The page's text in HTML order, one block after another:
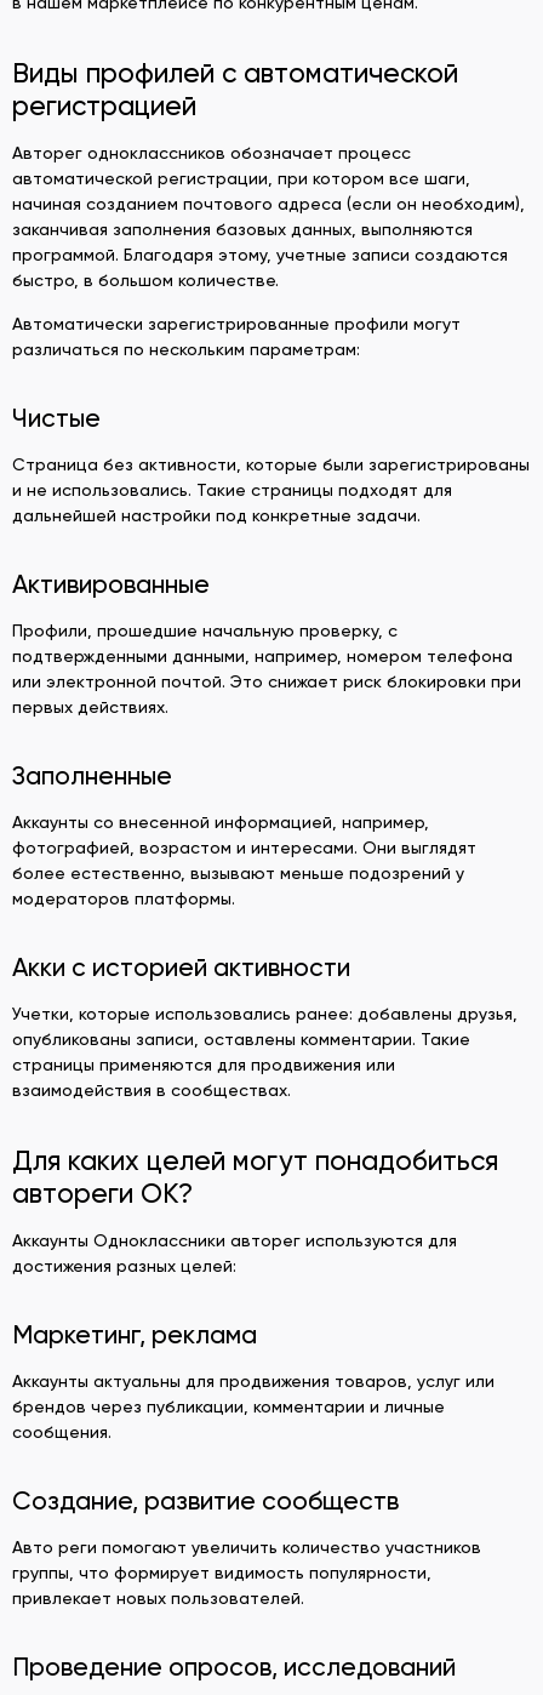
Виды профилей с автоматической
регистрацией
Авторег одноклассников обозначает процесс
автоматической регистрации, при котором все шаги,
начиная созданием почтового адреса (если он необходим),
заканчивая заполнения базовых данных, выполняются
программой. Благодаря этому, учетные записи создаются
быстро, в большом количестве.
Автоматически зарегистрированные профили могут
различаться по нескольким параметрам:
Чистые
Страница без активности, которые были зарегистрированы
и не использовались. Такие страницы подходят для
дальнейшей настройки под конкретные задачи.
Активированные
Профили, прошедшие начальную проверку, с
подтвержденными данными, например, номером телефона
или электронной почтой. Это снижает риск блокировки при
первых действиях.
Заполненные
Аккаунты со внесенной информацией, например,
фотографией, возрастом и интересами. Они выглядят
более естественно, вызывают меньше подозрений у
модераторов платформы.
Акки с историей активности
Учетки, которые использовались ранее: добавлены друзья,
опубликованы записи, оставлены комментарии. Такие
страницы применяются для продвижения или
взаимодействия в сообществах.
Для каких целей могут понадобиться
автореги ОК?
Аккаунты Одноклассники авторег используются для
достижения разных целей:
Маркетинг, реклама
Аккаунты актуальны для продвижения товаров, услуг или
брендов через публикации, комментарии и личные
сообщения.
Создание, развитие сообществ
Авто реги помогают увеличить количество участников
группы, что формирует видимость популярности,
привлекает новых пользователей.
Проведение опросов, исследований